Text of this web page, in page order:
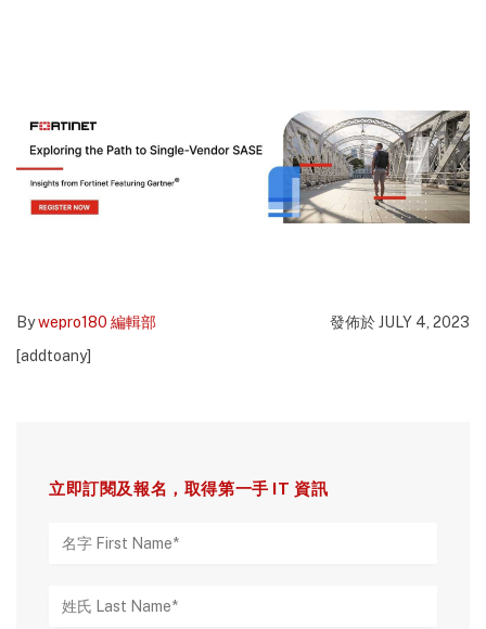
Bywepro180 編輯部
發佈於 JULY 4, 2023
[addtoany]
立即訂閱及報名，取得第一手 IT 資訊